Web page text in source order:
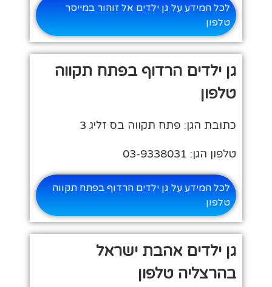
לכל המידע על גן ילדים אל זוהור במייסר
טלפון
גן ילדים הרדוף בפתח תקווה
טלפון
כתובת הגן: פתח תקווה בס זליג 3
טלפון הגן: 03-9338031
לכל המידע על גן ילדים הרדוף בפתח תקווה
טלפון
גן ילדים אהבת ישראל
בהרצליה טלפון